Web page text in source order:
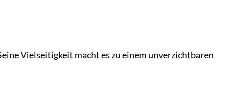
Vielseitigkeit macht es zu einem unverzichtbaren